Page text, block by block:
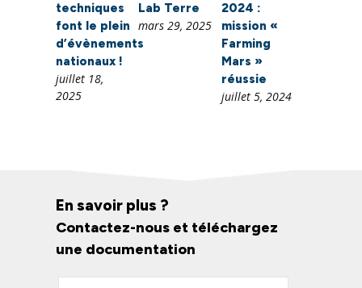
techniques
font le plein
d’évènements
nationaux !
juillet 18,
2025
Lab Terre
mars 29, 2025
2024 :
mission «
Farming
Mars »
réussie
juillet 5, 2024
En savoir plus ?
Contactez-nous et téléchargez
une documentation